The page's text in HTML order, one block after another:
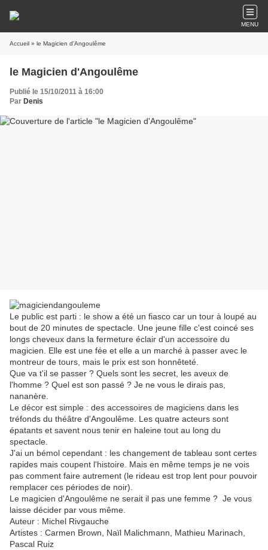
MENU
Accueil » le Magicien d'Angoulême
le Magicien d'Angoulême
Publié le 15/10/2011 à 16:00
Par Denis
Le public est parti : le show a été un fiasco car un tour à loupé au
bout de 20 minutes de spectacle. Une jeune fille c'est coincé ses
longs cheveux dans la fermeture éclair d'un accessoire du
magicien. Elle est une fée et elle a un marché à passer avec le
montreur de tours, mais le prix est son honnêteté.
Que va t'il se passer ? Quels sont les secret, les aveux de
l'homme ? Quel est son passé ? Je ne vous le dirais pas,
nananère.
Le décor est simple : des accessoires de magiciens dans les
tréfonds du théâtre d'Angoulême. Les quatre acteurs sont
épatants et savent nous tenir en haleine tout au long du
spectacle.
J'ai un bémol cependant : les changement de tableau sont certes
rapides mais coupent l'histoire. Mais en même temps je ne vois
pas comment faire autrement (le rideau est trop lent pour pouvoir
remplacer ces périodes de noir).
Le magicien d'Angoulême ne serait il pas une femme ? Je vous
laisse décider par vous même.
Auteur : Michel Rivgauche
Artistes : Carmen Brown, Naïl Malichmann, Mathieu Marinach,
Pascal Ruiz